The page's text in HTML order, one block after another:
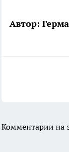
Автор:
Комментарии на